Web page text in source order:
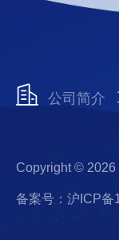
公司简介
Copyright © 2026
备案号：沪ICP备